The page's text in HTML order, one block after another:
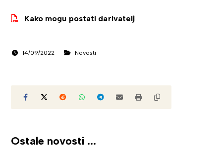
Kako mogu postati darivatelj
14/09/2022 Novosti
Ostale novosti ...